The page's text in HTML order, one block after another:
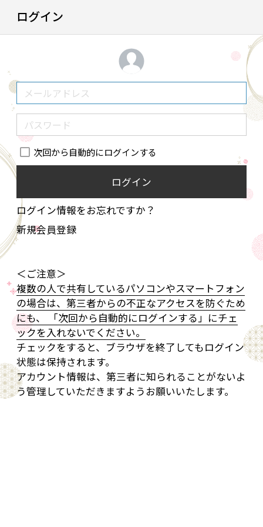
ログイン
次回から自動的にログインする
ログイン
ログイン情報をお忘れですか？
新規会員登録
＜ご注意＞
複数の人で共有しているパソコンやスマートフォン
の場合は、第三者からの不正なアクセスを防ぐため
にも、 「次回から自動的にログインする」にチェ
ックを入れないでください。
チェックをすると、ブラウザを終了してもログイン
状態は保持されます。
アカウント情報は、第三者に知られることがないよ
う管理していただきますようお願いいたします。